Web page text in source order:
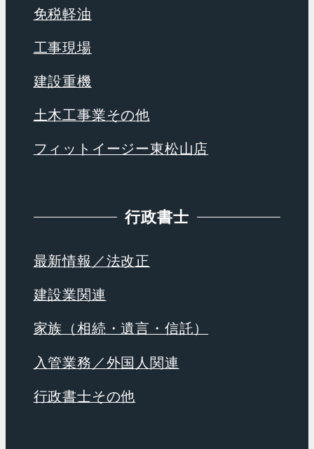
免税軽油
工事現場
建設重機
土木工事業その他
フィットイージー東松山店
行政書士
最新情報／法改正
建設業関連
家族（相続・遺言・信託）
入管業務／外国人関連
行政書士その他